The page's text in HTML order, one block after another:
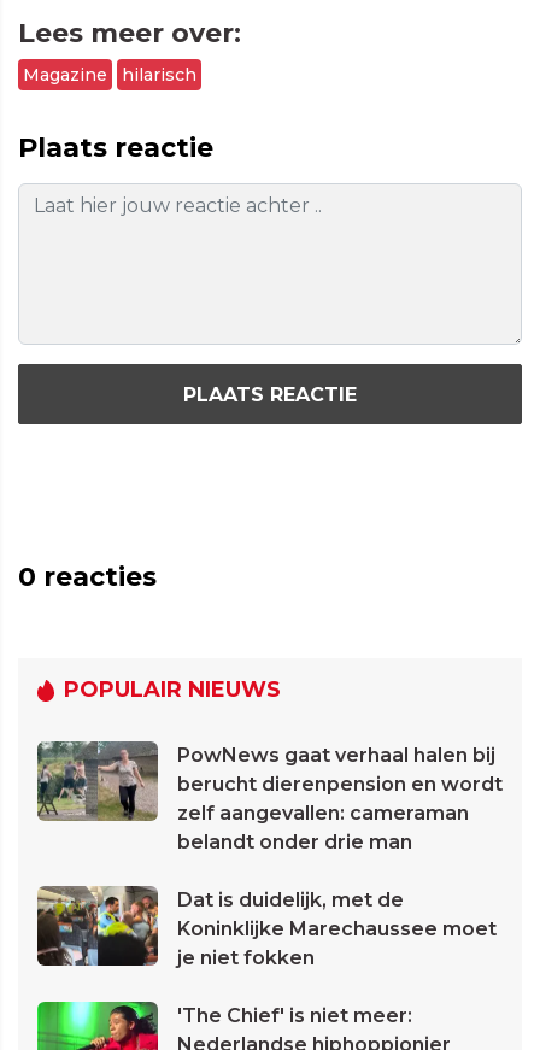
Lees meer over:
Magazine hilarisch
Plaats reactie
PLAATS REACTIE
0 reacties
POPULAIR NIEUWS
PowNews gaat verhaal halen bij
berucht dierenpension en wordt
zelf aangevallen: cameraman
belandt onder drie man
Dat is duidelijk, met de
Koninklijke Marechaussee moet
je niet fokken
'The Chief' is niet meer:
Nederlandse hiphoppionier